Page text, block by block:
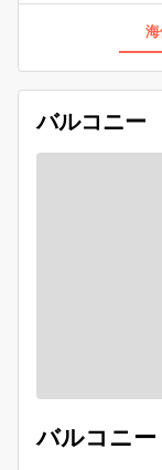
バルコニー
バルコニー